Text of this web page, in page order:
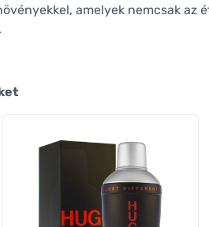
amelyek nemcsak az